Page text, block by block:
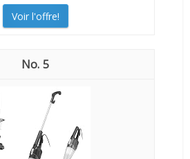
Voir l'offre!
5